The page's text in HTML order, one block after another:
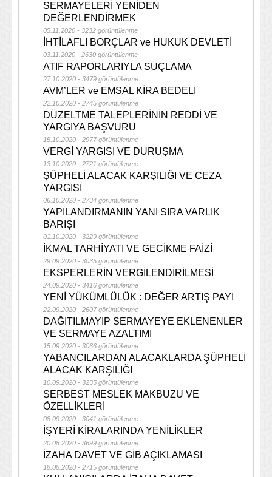
SERMAYELERİ YENİDEN
DEĞERLENDİRMEK
05.11.2020 - 3232 görüntülenme
İHTİLAFLI BORÇLAR ve HUKUK DEVLETİ
03.11.2020 - 2630 görüntülenme
ATIF RAPORLARIYLA SUÇLAMA
27.10.2020 - 3479 görüntülenme
AVM’LER ve EMSAL KİRA BEDELİ
22.10.2020 - 2745 görüntülenme
DÜZELTME TALEPLERİNİN REDDİ VE
YARGIYA BAŞVURU
15.10.2020 - 2977 görüntülenme
VERGİ YARGISI VE DURUŞMA
13.10.2020 - 2721 görüntülenme
ŞÜPHELİ ALACAK KARŞILIĞI VE CEZA
YARGISI
06.10.2020 - 2734 görüntülenme
YAPILANDIRMANIN YANI SIRA VARLIK
BARIŞI
01.10.2020 - 3229 görüntülenme
İKMAL TARHİYATI VE GECİKME FAİZİ
29.09.2020 - 3035 görüntülenme
EKSPERLERİN VERGİLENDİRİLMESİ
24.09.2020 - 3416 görüntülenme
YENİ YÜKÜMLÜLÜK : DEĞER ARTIŞ PAYI
22.09.2020 - 2607 görüntülenme
DAĞITILMAYIP SERMAYEYE EKLENENLER
VE SERMAYE AZALTIMI
15.09.2020 - 3066 görüntülenme
YABANCILARDAN ALACAKLARDA ŞÜPHELİ
ALACAK KARŞILIĞI
10.09.2020 - 3235 görüntülenme
SERBEST MESLEK MAKBUZU VE
ÖZELLİKLERİ
08.09.2020 - 3041 görüntülenme
İŞYERİ KİRALARINDA YENİLİKLER
20.08.2020 - 3699 görüntülenme
İZAHA DAVET VE GİB AÇIKLAMASI
18.08.2020 - 2715 görüntülenme